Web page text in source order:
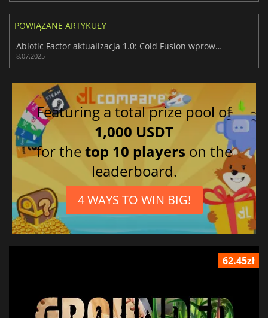
POWIĄZANE ARTYKUŁY
Abiotic Factor aktualizacja 1.0: Cold Fusion wprowadza nowe funkcje
8.07.2025
Featuring a total prize pool of
1,000 USDT
for thetop 10 players on the
leaderboard.
4 WAYS TO WIN BIG!
62.45zł